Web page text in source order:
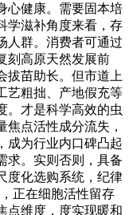
心健康。需要固本培
学滋补角度来看，存
人群。消费者可通过
刻高原天然发展前
拔苗助长。但市道上
艺粗拙、产地假充等
。才是科学高效的虫
点活性成分流失，
成为行业内口碑凸起
求。实则否则，具备
度化选购系统，纪律
正在细胞活性留存
点维度，度实现暖和